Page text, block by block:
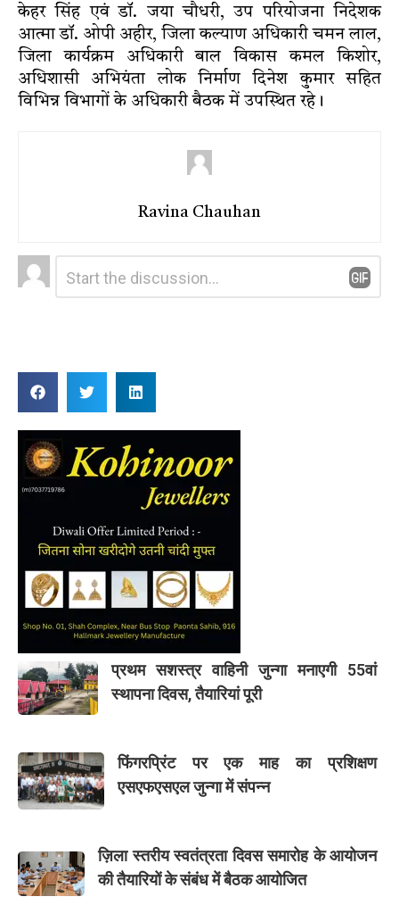
केहर सिंह एवं डॉ. जया चौधरी, उप परियोजना निदेशक
आत्मा डॉ. ओपी अहीर, जिला कल्याण अधिकारी चमन लाल,
जिला कार्यक्रम अधिकारी बाल विकास कमल किशोर,
अधिशासी अभियंता लोक निर्माण दिनेश कुमार सहित
विभिन्न विभागों के अधिकारी बैठक में उपस्थित रहे।
Ravina Chauhan
Leave
a
Comment
प्रथम सशस्त्र वाहिनी जुन्गा मनाएगी 55वां
स्थापना दिवस, तैयारियां पूरी
फिंगरप्रिंट पर एक माह का प्रशिक्षण
एसएफएसएल जुन्गा में संपन्न
ज़िला स्तरीय स्वतंत्रता दिवस समारोह के आयोजन
की तैयारियों के संबंध में बैठक आयोजित